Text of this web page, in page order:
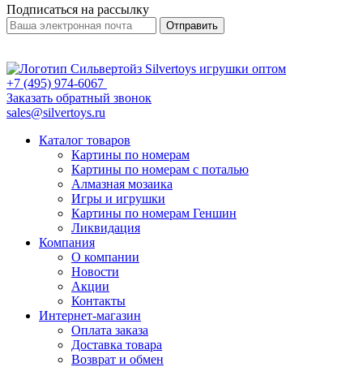
Подписаться на рассылку
Отправить
+7 (495) 974-6067
Заказать обратный звонок
sales@silvertoys.ru
Каталог товаров
Картины по номерам
Картины по номерам с поталью
Алмазная мозаика
Игры и игрушки
Картины по номерам Геншин
Ликвидация
Компания
О компании
Новости
Акции
Контакты
Интернет-магазин
Оплата заказа
Доставка товара
Возврат и обмен